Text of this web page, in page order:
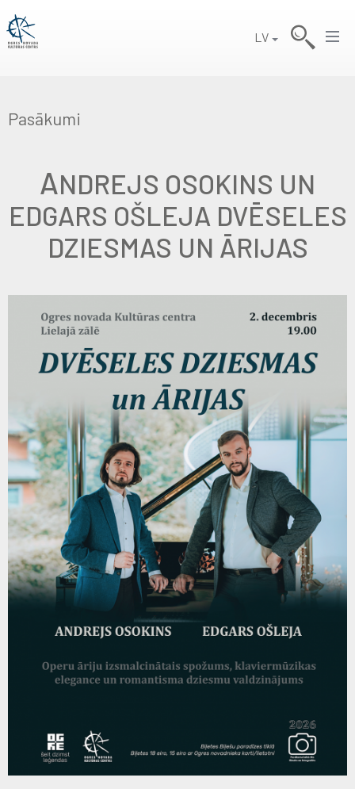
LV
Pasākumi
ANDREJS OSOKINS UN
EDGARS OŠLEJA DVĒSELES
DZIESMAS UN ĀRIJAS